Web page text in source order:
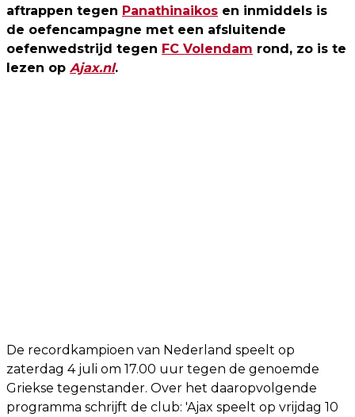
aftrappen tegen Panathinaikos en inmiddels is
de oefencampagne met een afsluitende
oefenwedstrijd tegen FC Volendam rond, zo is te
lezen op Ajax.nl.
De recordkampioen van Nederland speelt op
zaterdag 4 juli om 17.00 uur tegen de genoemde
Griekse tegenstander. Over het daaropvolgende
programma schrijft de club: 'Ajax speelt op vrijdag 10